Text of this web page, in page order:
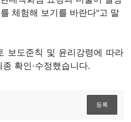
체험해 보기를 바란다"고 말
보도준칙 및 윤리강령에 따라
확인·수정했습니다.